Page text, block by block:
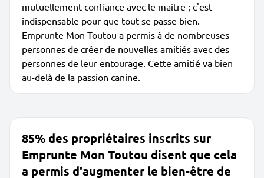
mutuellement confiance avec le maître ; c'est
indispensable pour que tout se passe bien.
Emprunte Mon Toutou a permis à de nombreuses
personnes de créer de nouvelles amitiés avec des
personnes de leur entourage. Cette amitié va bien
au-delà de la passion canine.
85% des propriétaires inscrits sur
Emprunte Mon Toutou disent que cela
a permis d'augmenter le bien-être de